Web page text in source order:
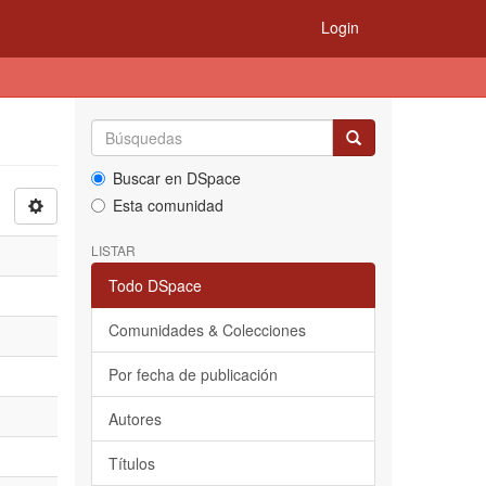
Login
Buscar en DSpace
Esta comunidad
LISTAR
Todo DSpace
Comunidades & Colecciones
Por fecha de publicación
Autores
Títulos